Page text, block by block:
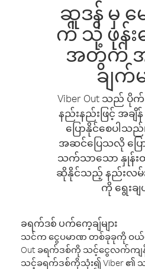
ဆူဒန် မှ
က် သို့ ဖုန်းခ
အတွက် အ
ချက်မ
Viber Out သည်
နည်းနည်းဖြင့် အချိန်
ပြောနိုင်စေပါသ
အဆင်ပြေသလို ပြေ
သက်သာသော နှုန်းထာ
ဆိုနိုင်သည့် နည်းလမ်း
ကို ရွေးချ
ခရက်ဒစ် ပက်ကေ့ချ်များ
သင်က ငွေပမာဏ တစ်ခုခုကို ဝယ်
Out ခရက်ဒစ်ကို သင့်ငွေလက်က
သင့်ခရက်ဒစ်ကိုသုံး၍ Viber ၏ သ